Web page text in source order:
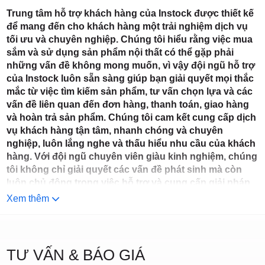
huyện
Hóc Môn,
các mẹo thực tế giúp khách hàng chuẩn
bị trước khi nhận hàng. Đây là cẩm nang
toàn diện giúp trải nghiệm mua sắm tại
Instock trở nên minh bạch, an toàn và
chuyên nghiệp.
hoàn tiền minh bạch và được đội ngũ
chăm sóc khách hàng Instock hỗ trợ tận
tâm từ đầu đến cuối. Chính sách này thể
hiện cam kết của chúng tôi trong việc
bảo vệ quyền lợi người mua và nâng cao
sự hài lòng tuyệt đối.
Instock không chỉ chú trọng đến chất
lượng nội thất mà còn cam kết đồng
hành cùng khách hàng trong suốt quá
trình sử dụng. Bài viết này sẽ giúp bạn
hiểu rõ quy định, phạm vi, thời hạn và
quy trình bảo hành của Instock – từ cách
yêu cầu hỗ trợ kỹ thuật, thay thế linh
kiện cho đến những lưu ý quan trọng để
đảm bảo quyền lợi. Dù bạn chọn mua
giường, tủ, sofa hay bất kỳ sản phẩm
nào, chính sách bảo hành minh bạch,
tận tâm của Instock sẽ giúp bạn yên tâm
rằng mọi vấn đề đều được giải quyết
nhanh chóng, chuyên nghiệp và công
bằng. Đây là cam kết mà Instock luôn
Trung tâm hỗ trợ khách hàng của Instock được thiết kế
để mang đến cho khách hàng một trải nghiệm dịch vụ
tối ưu và chuyên nghiệp. Chúng tôi hiểu rằng việc mua
sắm và sử dụng sản phẩm nội thất có thể gặp phải
những vấn đề không mong muốn, vì vậy đội ngũ hỗ trợ
của Instock luôn sẵn sàng giúp bạn giải quyết mọi thắc
mắc từ việc tìm kiếm sản phẩm, tư vấn chọn lựa và các
vấn đề liên quan đến đơn hàng, thanh toán, giao hàng
và hoàn trả sản phẩm. Chúng tôi cam kết cung cấp dịch
vụ khách hàng tận tâm, nhanh chóng và chuyên
nghiệp, luôn lắng nghe và thấu hiểu nhu cầu của khách
hàng. Với đội ngũ chuyên viên giàu kinh nghiệm, chúng
tôi không chỉ giải quyết các vấn đề phát sinh mà còn
luôn chủ động trong việc hỗ trợ và cung cấp giải pháp
kịp thời. Trung tâm hỗ trợ khách hàng của Instock hoạt
cần.
Xem thêm
TƯ VẤN & BÁO GIÁ